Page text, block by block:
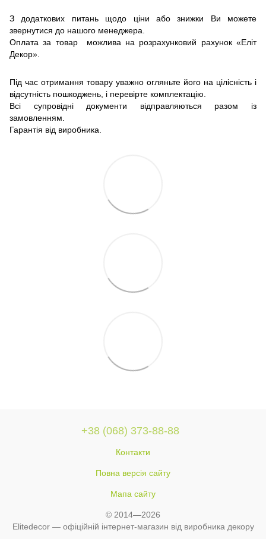
З додаткових питань щодо ціни або знижки Ви можете
звернутися до нашого менеджера.
Оплата за товар можлива на розрахунковий рахунок «Еліт
Декор».
Під час отримання товару уважно огляньте його на цілісність і
відсутність пошкоджень, і перевірте комплектацію.
Всі супровідні документи відправляються разом із
замовленням.
Гарантія від виробника.
+38 (068) 373-88-88
Контакти
Повна версія сайту
Мапа сайту
© 2014—2026
Elitedecor — офіційній інтернет-магазин від виробника декору